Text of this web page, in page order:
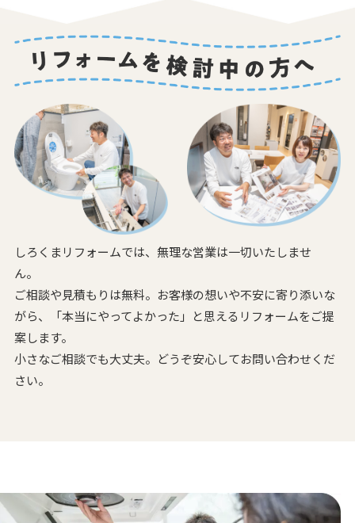
しろくまリフォームでは、無理な営業は一切いたしませ
ん。
ご相談や見積もりは無料。お客様の想いや不安に寄り添いな
がら、
「本当にやってよかった」と思えるリフォームをご提
案します。
小さなご相談でも大丈夫。どうぞ安心してお問い合わせくだ
さい。